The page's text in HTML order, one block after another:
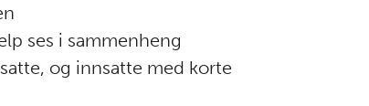
ses i sammenheng
og innsatte med korte